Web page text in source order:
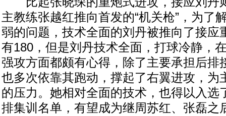
主教练张越红推向首发的“机关枪”，为了
弱的问题，技术全面的刘丹被推向了接应
有180，但是刘丹技术全面，打球冷静，
强攻方面都颇有心得，除了主要承担后排
也多次依靠其跑动，撑起了右翼进攻，为
的压力。她相对全面的技术，也得以入选
排集训名单，有望成为继周苏红、张磊之